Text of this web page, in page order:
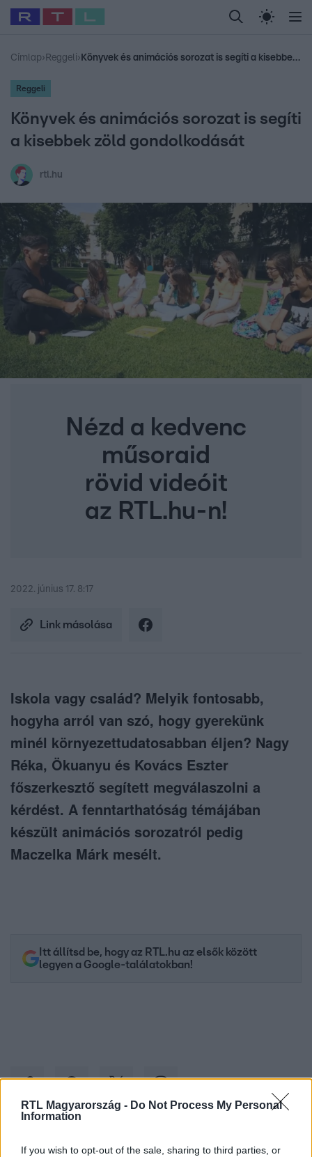
RTL Magyarország - Do Not Process My Personal
Information
If you wish to opt-out of the sale, sharing to third parties, or
Legfrissebb RTL Híradó Randi Celeb vagyok,
Babits Marcella Most Wanted Gallusz
Címlap› Reggeli› Könyvek és animációs sorozat is segíti a kisebbek zöld gondolkodását
Reggeli
Könyvek és animációs sorozat is segíti
a kisebbek zöld gondolkodását
rtl.hu
Nézd a kedvenc
műsoraid
rövid videóit
az RTL.hu-n!
2022. június 17. 8:17
Link másolása
Iskola vagy család? Melyik fontosabb,
hogyha arról van szó, hogy gyerekünk
minél környezettudatosabban éljen? Nagy
Réka, Ökuanyu és Kovács Eszter
főszerkesztő segített megválaszolni a
kérdést. A fenntarthatóság témájában
készült animációs sorozatról pedig
Maczelka Márk mesélt.
Itt állítsd be, hogy az RTL.hu az elsők között
legyen a Google-találatokban!
Kövess minket, és értesülj a friss hírekről a